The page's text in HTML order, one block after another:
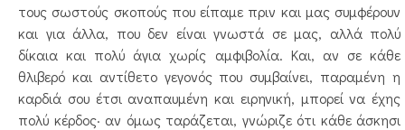
τους σωστούς σκοπούς που είπαμε πριν και μας συμφέρουν
και για άλλα, που δεν είναι γνωστά σε μας, αλλά πολύ
δίκαια και πολύ άγια χωρίς αμφιβολία. Και, αν σε κάθε
θλιβερό και αντίθετο γεγονός που συμβαίνει, παραμένη η
καρδιά σου έτσι αναπαυμένη και ειρηνική, μπορεί να έχης
πολύ κέρδος· αν όμως ταράζεται, γνώριζε ότι κάθε άσκησι